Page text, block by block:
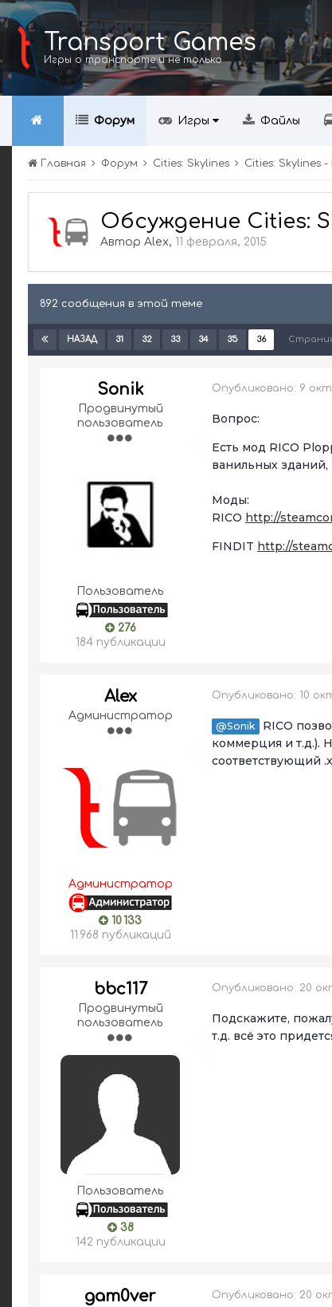
Transport Games
Игры о транспорте и не только
Форум Игры Файлы
Главная Форум Cities: Skylines Cities: Skylines
Обсуждение Cities:
Автор Alex, 11 февраля, 2015
892 сообщения в этой теме
НАЗАД 31 32 33 34 35 36
Sonik
Продвинутый
пользователь
Пользователь
276
184 публикации
Опубликовано: 9
Вопрос:
Есть мод RICO
ванильных
Моды:
RICO http://
FINDIT http://
Alex
Администратор
Администратор
10 133
11 968 публикаций
Опубликовано: 10
@Sonik
RICO
коммерция и т.д.).
соответствующий
bbc117
Продвинутый
пользователь
Пользователь
38
142 публикации
Опубликовано: 20
Подскажите,
т.д. всё это
gam0ver Опубликовано: 20